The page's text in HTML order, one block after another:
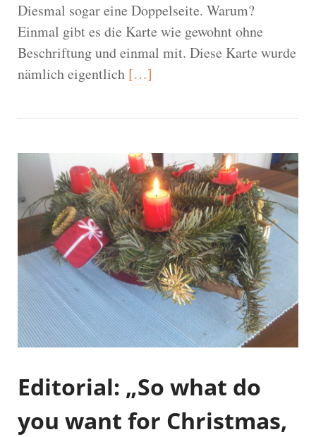
Diesmal sogar eine Doppelseite. Warum?
Einmal gibt es die Karte wie gewohnt ohne
Beschriftung und einmal mit. Diese Karte wurde
nämlich eigentlich […]
Editorial: „So what do
you want for Christmas,